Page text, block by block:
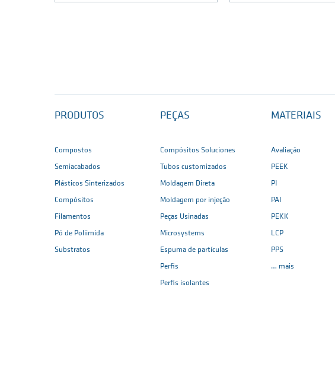
PRODUTOS
Compostos
Semiacabados
Plásticos Sinterizados
Compósitos
Filamentos
Pó de Poliimida
Substratos
PEÇAS
Compósitos Soluciones
Tubos customizados
Moldagem Direta
Moldagem por injeção
Peças Usinadas
Microsystems
Espuma de partículas
Perfis
Perfis isolantes
MATERIAIS
Avaliação
PEEK
PI
PAI
PEKK
LCP
PPS
… mais